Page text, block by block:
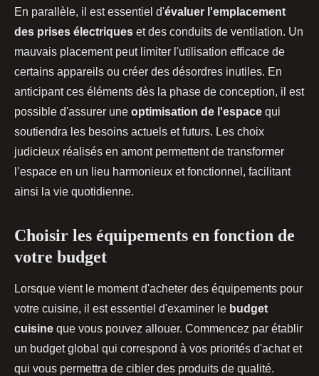
En parallèle, il est essentiel d'évaluer l'emplacement
des prises électriques et des conduits de ventilation. Un
mauvais placement peut limiter l'utilisation efficace de
certains appareils ou créer des désordres inutiles. En
anticipant ces éléments dès la phase de conception, il est
possible d'assurer une optimisation de l'espace qui
soutiendra les besoins actuels et futurs. Les choix
judicieux réalisés en amont permettent de transformer
l’espace en un lieu harmonieux et fonctionnel, facilitant
ainsi la vie quotidienne.
Choisir les équipements en fonction de
votre budget
Lorsque vient le moment d'acheter des équipements pour
votre cuisine, il est essentiel d'examiner le budget
cuisine que vous pouvez allouer. Commencez par établir
un budget global qui correspond à vos priorités d'achat et
qui vous permettra de cibler des produits de qualité.